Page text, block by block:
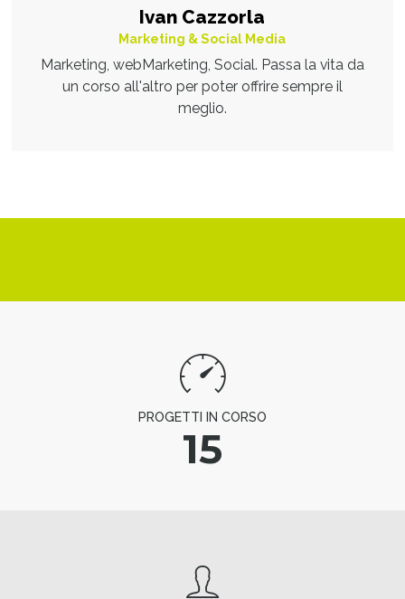
Ivan Cazzorla
Marketing & Social Media
Marketing, webMarketing, Social. Passa la vita da
un corso all'altro per poter offrire sempre il
meglio.
PROGETTI IN CORSO
15